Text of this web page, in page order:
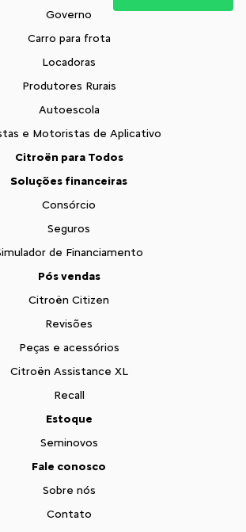
Governo
Carro para frota
Locadoras
Produtores Rurais
Autoescola
e Motoristas de Aplicativo
Citroën para Todos
Soluções financeiras
Consórcio
Seguros
de Financiamento
Pós vendas
Citroën Citizen
Revisões
Peças e acessórios
Citroën Assistance XL
Recall
Estoque
Seminovos
Fale conosco
Sobre nós
Contato